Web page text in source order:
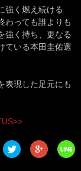
強く燃え続ける
わっても誰よりも
強く持ち、更なる
ている本田圭佑選
表現した足元にも